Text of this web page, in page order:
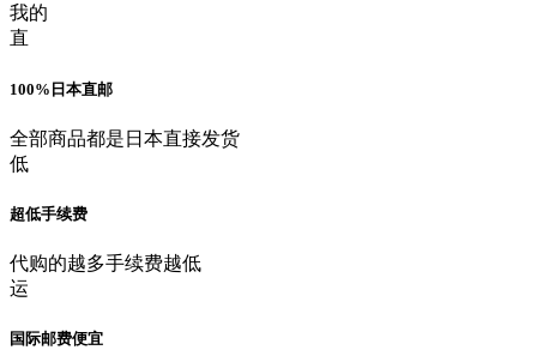
我的
直
100%日本直邮
全部商品都是日本直接发货
低
超低手续费
代购的越多手续费越低
运
国际邮费便宜